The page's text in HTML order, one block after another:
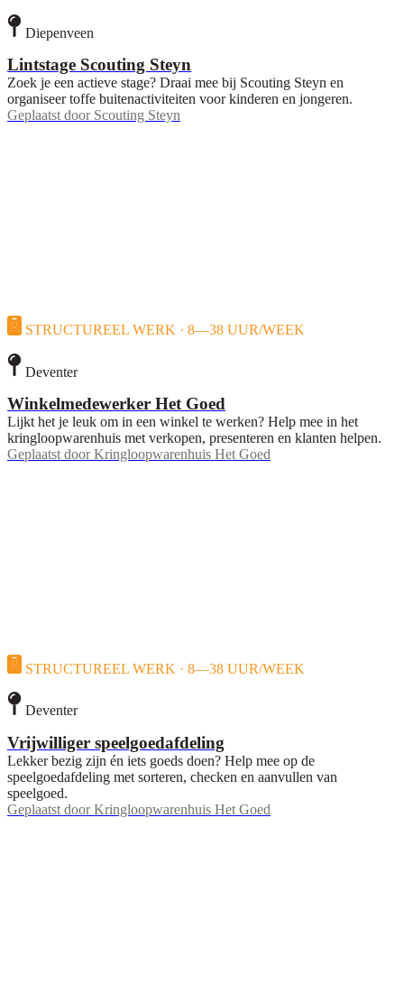
Diepenveen
Lintstage Scouting Steyn
Zoek je een actieve stage? Draai mee bij Scouting Steyn en
organiseer toffe buitenactiviteiten voor kinderen en jongeren.
Geplaatst door Scouting Steyn
STRUCTUREEL WERK · 8—38 UUR/WEEK
Deventer
Winkelmedewerker Het Goed
Lijkt het je leuk om in een winkel te werken? Help mee in het
kringloopwarenhuis met verkopen, presenteren en klanten helpen.
Geplaatst door Kringloopwarenhuis Het Goed
STRUCTUREEL WERK · 8—38 UUR/WEEK
Deventer
Vrijwilliger speelgoedafdeling
Lekker bezig zijn én iets goeds doen? Help mee op de
speelgoedafdeling met sorteren, checken en aanvullen van
speelgoed.
Geplaatst door Kringloopwarenhuis Het Goed